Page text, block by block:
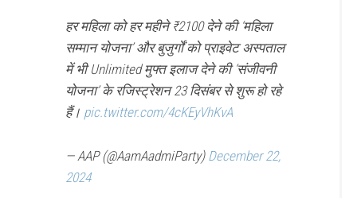
हर महिला को हर महीने ₹2100 देने की ‘महिला
सम्मान योजना’ और बुजुर्गों को प्राइवेट अस्पताल
में भी Unlimited मुफ्त इलाज देने की ‘संजीवनी
योजना’ के रजिस्ट्रेशन 23 दिसंबर से शुरू हो रहे
हैं। pic.twitter.com/4cKEyVhKvA
— AAP (@AamAadmiParty) December 22,
2024